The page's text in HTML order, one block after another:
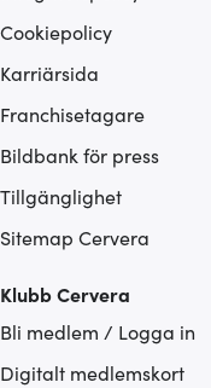
Cookiepolicy
Karriärsida
Franchisetagare
Bildbank för press
Tillgänglighet
Sitemap Cervera
Klubb Cervera
Bli medlem / Logga in
Digitalt medlemskort